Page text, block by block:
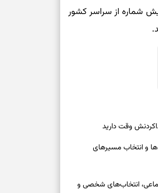
با شماره تلفن ۱۴۲۰ بدون نیاز به پیش شماره از سراسر کشور
برای حفظ دستاوردها و انتخاب مسیرهای
درباره حضور اجتماعی، انتخاب‌های شخصی و